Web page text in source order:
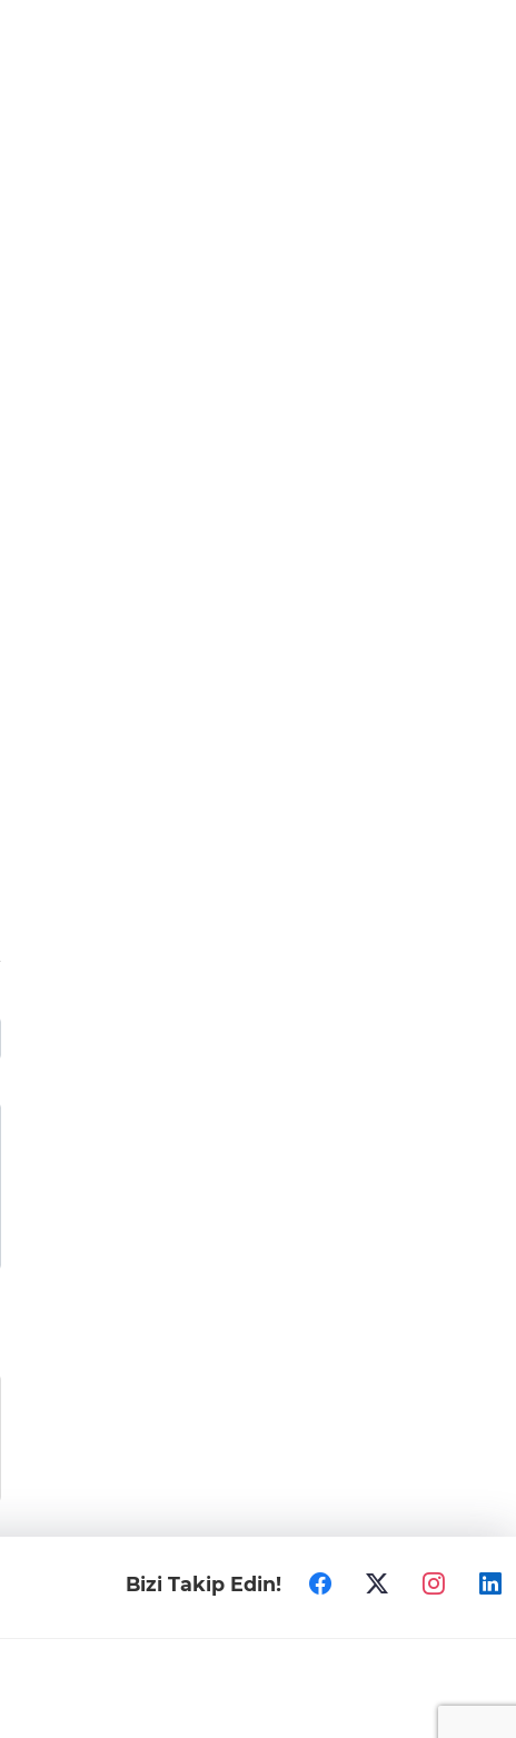
Bizi Takip Edin!